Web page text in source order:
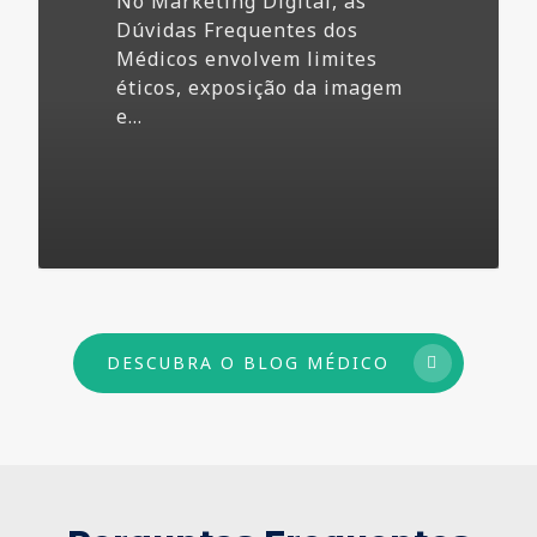
Dúvidas Frequentes dos
Médicos envolvem limites
éticos, exposição da imagem
e…
DESCUBRA O BLOG MÉDICO